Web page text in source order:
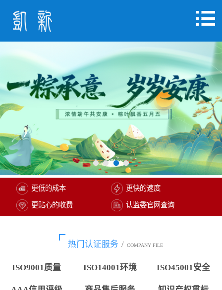
更低的成本 更快的速度
更贴心的收费 认监委官网查询
热门认证服务 / COMPANY FILE
ISO9001质量 ISO14001环境 ISO45001安全